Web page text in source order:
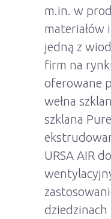
m.in. w
materiałów
jedną z
firm na
oferowane
wełna
szklana
URSA AIR
dziedzinach